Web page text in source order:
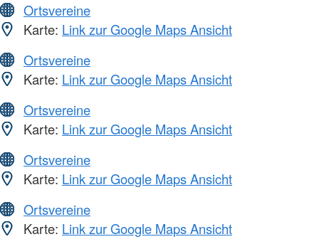
Ortsvereine
Karte: Link zur Google Maps Ansicht
Ortsvereine
Karte: Link zur Google Maps Ansicht
Ortsvereine
Karte: Link zur Google Maps Ansicht
Ortsvereine
Karte: Link zur Google Maps Ansicht
Ortsvereine
Karte: Link zur Google Maps Ansicht